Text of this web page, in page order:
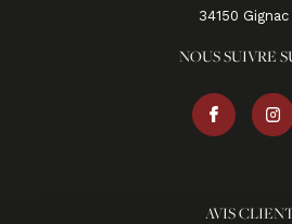
34150
gignac
NOUS SUIVRE
AVIS